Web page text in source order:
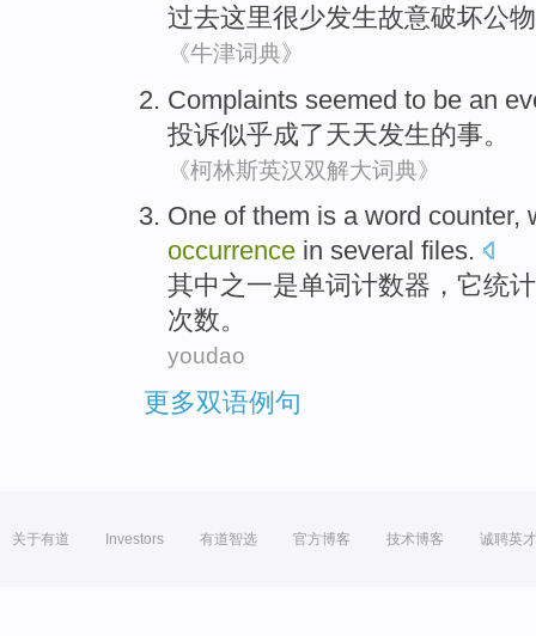
过去这里很少发生故意破坏公
《牛津词典》
Complaints seemed to be an
投诉似乎成了天天发生的事。
《柯林斯英汉双解大词典》
One of them is a word counter,
occurrence in several files.
其中 之一是单词计数器 ， 它统计
次数。
youdao
更多双语例句
关于有道 Investors 有道智选 官方博客 技术博客 诚聘英才